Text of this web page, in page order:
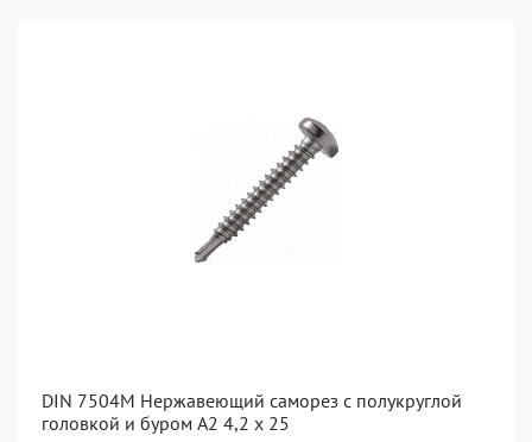
DIN 7504M Нержавеющий саморез с полукруглой
головкой и буром А2 4,2 x 25